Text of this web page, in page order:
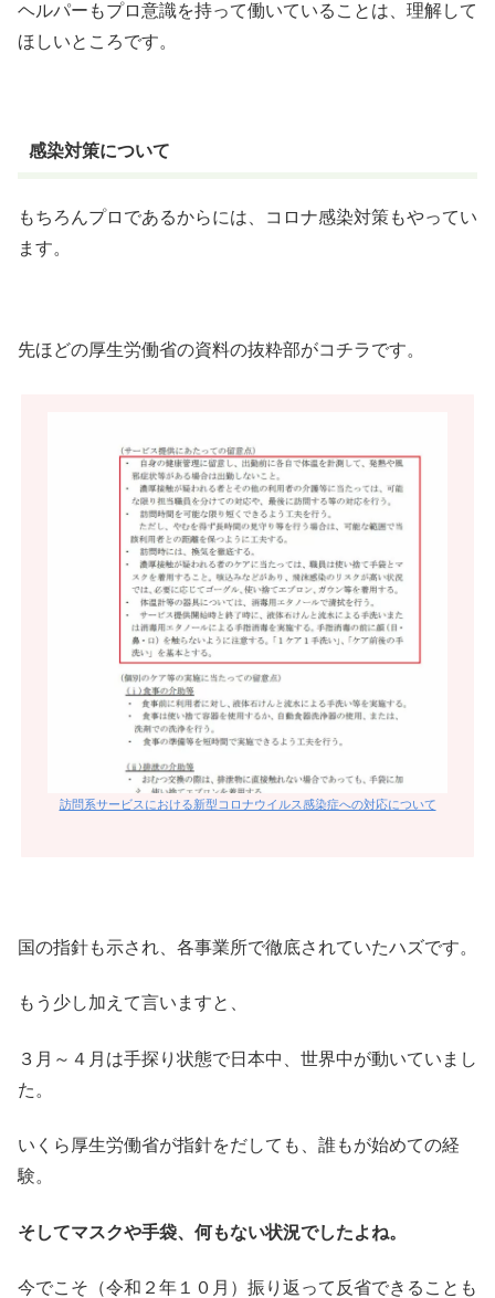
ヘルパーもプロ意識を持って働いていることは、理解して
ほしいところです。
感染対策について
もちろんプロであるからには、コロナ感染対策もやってい
ます。
先ほどの厚生労働省の資料の抜粋部がコチラです。
訪問系サービスにおける新型コロナウイルス感染症への対応について
国の指針も示され、各事業所で徹底されていたハズです。
もう少し加えて言いますと、
３月～４月は手探り状態で日本中、世界中が動いていまし
た。
いくら厚生労働省が指針をだしても、誰もが始めての経
験。
そしてマスクや手袋、何もない状況でしたよね。
今でこそ（令和２年１０月）振り返って反省できることも